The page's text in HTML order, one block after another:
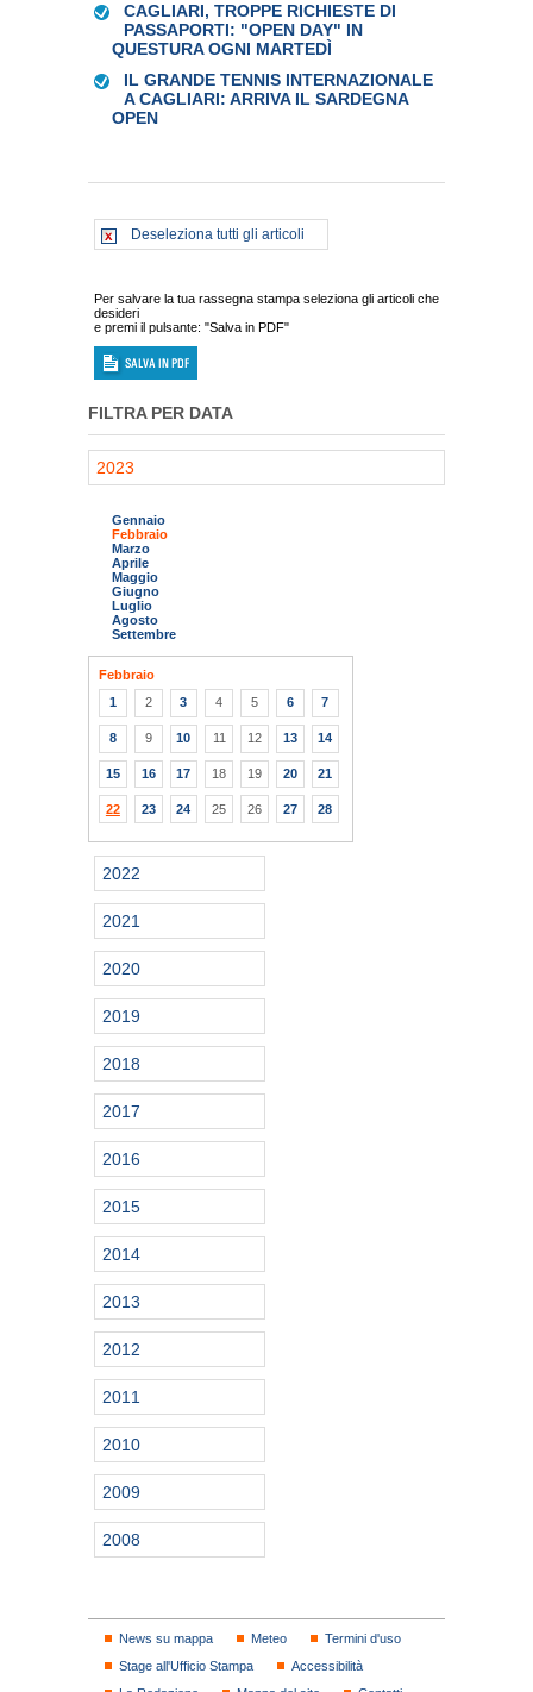
CAGLIARI, TROPPE RICHIESTE DI
PASSAPORTI: "OPEN DAY" IN
QUESTURA OGNI MARTEDÌ
IL GRANDE TENNIS INTERNAZIONALE
A CAGLIARI: ARRIVA IL SARDEGNA
OPEN
Deseleziona tutti gli articoli
Per salvare la tua rassegna stampa seleziona gli articoli che
desideri
e premi il pulsante: "Salva in PDF"
FILTRA PER DATA
2023
Gennaio
Febbraio
Marzo
Aprile
Maggio
Giugno
Luglio
Agosto
Settembre
Febbraio
1
2 3 4 5 6 7
8 9 10 11 12 13 14
15 16 17 18 19 20 21
22 23 24 25 26 27 28
2022
2021
2020
2019
2018
2017
2016
2015
2014
2013
2012
2011
2010
2009
2008
News su mappa Meteo
Termini d'uso
Stage all'Ufficio Stampa
Accessibilità